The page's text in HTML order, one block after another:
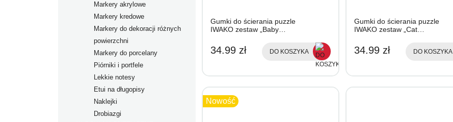
Markery akrylowe
Markery kredowe
Markery do dekoracji różnych
powierzchni
Markery do porcelany
Piórniki i portfele
Lekkie notesy
Etui na długopisy
Naklejki
Drobiazgi
Gumki do ścierania puzzle
IWAKO zestaw „Baby…
34.99 zł DO KOSZYKA
Gumki do ścierania puzzle
IWAKO zestaw „Cat…
34.99 zł DO KOSZYKA
Nowość